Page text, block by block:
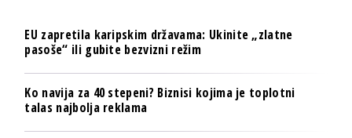
EU zapretila karipskim državama: Ukinite „zlatne
pasoše“ ili gubite bezvizni režim
Ko navija za 40 stepeni? Biznisi kojima je toplotni
talas najbolja reklama